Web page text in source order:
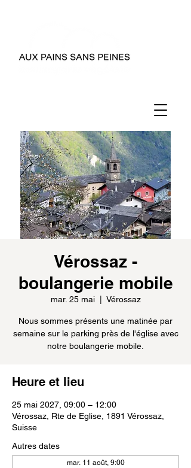
Vérossaz -
boulangerie mobile
mar. 25 mai
  |
Vérossaz
Nous sommes présents une matinée par
semaine sur le parking près de l'église avec
notre boulangerie mobile.
Heure et lieu
25 mai 2027, 09:00 – 12:00
Vérossaz, Rte de Eglise, 1891 Vérossaz,
Suisse
Autres dates
mar. 11 août, 9:00